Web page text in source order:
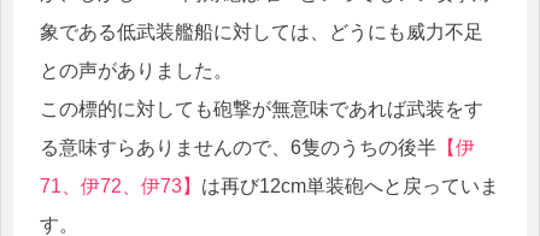
象である低武装艦船に対しては、どうにも威力不足
との声がありました。
この標的に対しても砲撃が無意味であれば武装をす
る意味すらありませんので、6隻のうちの後半 【伊
71、伊72、伊73】 は再び12cm単装砲へと戻っていま
す。